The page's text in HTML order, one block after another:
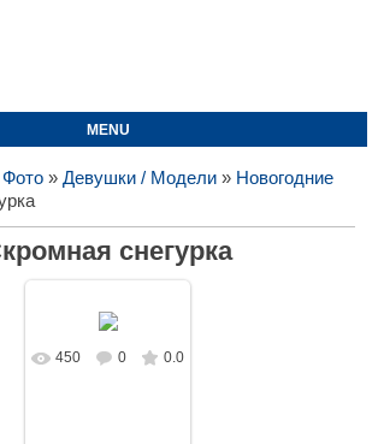
MENU
» Девушки / Модели» Новогодние
снегурка
В реальном
450 0 0.0